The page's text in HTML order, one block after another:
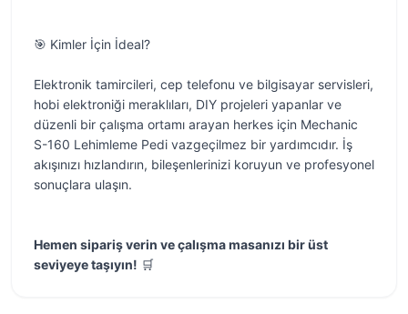
🎯 Kimler İçin İdeal?
Elektronik tamircileri, cep telefonu ve bilgisayar servisleri,
hobi elektroniği meraklıları, DIY projeleri yapanlar ve
düzenli bir çalışma ortamı arayan herkes için Mechanic
S-160 Lehimleme Pedi vazgeçilmez bir yardımcıdır. İş
akışınızı hızlandırın, bileşenlerinizi koruyun ve profesyonel
sonuçlara ulaşın.
Hemen sipariş verin ve çalışma masanızı bir üst
seviyeye taşıyın! 🛒